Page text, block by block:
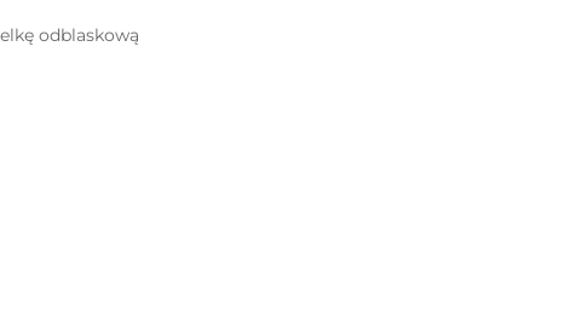
odblaskową